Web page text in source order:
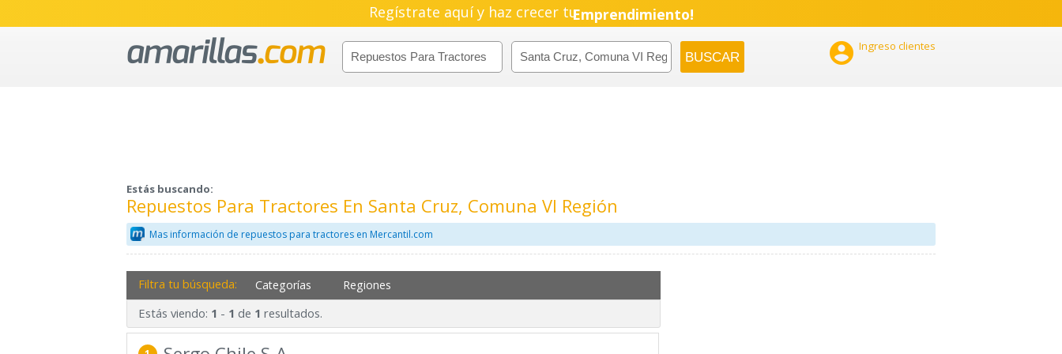
Regístrate aquí y haz crecer tuEmprendimiento!
 Ingreso clientes
Estás buscando:
Repuestos Para Tractores En Santa Cruz, Comuna VI Región
Mas información de repuestos para tractores en Mercantil.com
Filtra tu búsqueda: Categorías Regiones
Estás viendo: 1 - 1 de 1 resultados.